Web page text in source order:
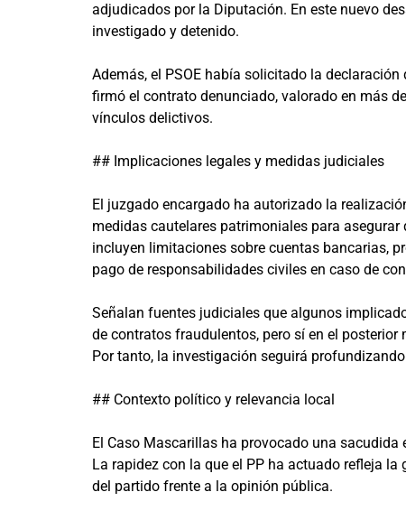
adjudicados por la Diputación. En este nuevo
investigado y detenido.
Además, el PSOE había solicitado la
firmó el contrato denunciado, valorado en más
vínculos delictivos.
## Implicaciones legales y medidas judiciales
El juzgado encargado ha autorizado la
medidas cautelares patrimoniales para
incluyen limitaciones sobre cuentas bancarias,
pago de responsabilidades civiles en caso de
Señalan fuentes judiciales que algunos
de contratos fraudulentos, pero sí en el
Por tanto, la investigación seguirá
## Contexto político y relevancia local
El Caso Mascarillas ha provocado una
La rapidez con la que el PP ha actuado refleja
del partido frente a la opinión pública.